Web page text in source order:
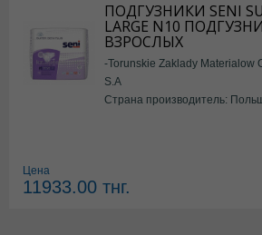
ПОДГУЗНИКИ SENI
LARGE N10
ВЗРОСЛЫХ
-Torunskie Zaklady Materialow
S.A
Страна производитель:
Цена
11933.00 тнг.